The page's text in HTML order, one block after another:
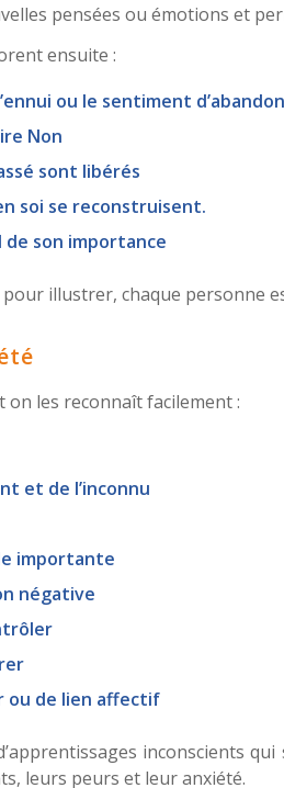
pensées ou émotions et
ensuite :
ou le sentiment d’abandon
Non
sont libérés
soi se reconstruisent.
de son importance
illustrer, chaque personne
on les reconnaît facilement :
et de l’inconnu
importante
négative
ou de lien affectif
inconscients
leurs peurs et leur anxiété.